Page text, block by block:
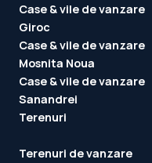
Case & vile de vanzare
Giroc
Case & vile de vanzare
Mosnita Noua
Case & vile de vanzare
Sanandrei
Terenuri
Terenuri de vanzare